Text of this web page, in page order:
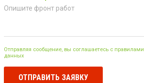
Отправляя сообщение, вы соглашаетесь с
данных
ОТПРАВИТЬ ЗАЯВКУ